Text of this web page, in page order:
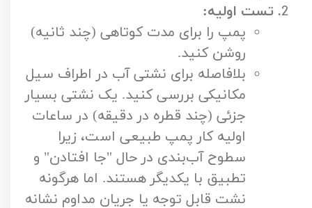
تست اولیه:
پمپ را برای مدت کوتاهی (چند ثانیه)
روشن کنید.
بلافاصله برای نشتی آب در اطراف سیل
مکانیکی بررسی کنید. یک نشتی بسیار
جزئی (چند قطره در دقیقه) در ساعات
اولیه کار پمپ طبیعی است، زیرا
سطوح آب‌بندی در حال "جا افتادن" و
تطبیق با یکدیگر هستند. اما هرگونه
نشت قابل توجه یا جریان مداوم نشانه